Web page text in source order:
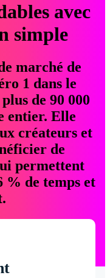
avec
simple
marché de
1 dans le
de 90 000
entier. Elle
créateurs et
de
permettent
% de temps et